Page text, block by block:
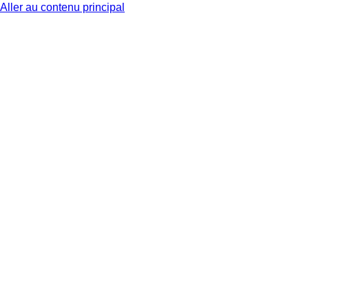
Aller au contenu principal